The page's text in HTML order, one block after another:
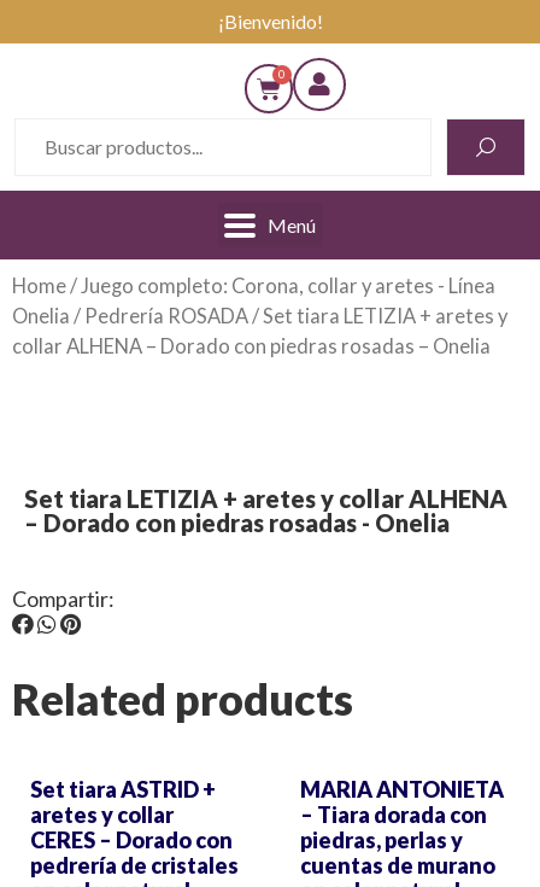
¡Bienvenido!
Menú
Home/Juego completo: Corona, collar y aretes - Línea
Onelia / Pedrería ROSADA/ Set tiara LETIZIA + aretes y
collar ALHENA – Dorado con piedras rosadas – Onelia
Set tiara LETIZIA + aretes y collar ALHENA
– Dorado con piedras rosadas - Onelia
Compartir:
Related products
Set tiara ASTRID +
aretes y collar
CERES – Dorado con
pedrería de cristales
MARIA ANTONIETA
– Tiara dorada con
piedras, perlas y
cuentas de murano